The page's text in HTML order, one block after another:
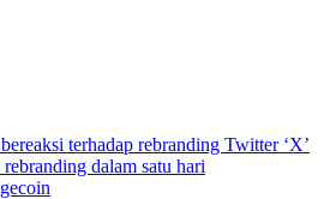
terhadap rebranding Twitter ‘X’
dalam satu hari